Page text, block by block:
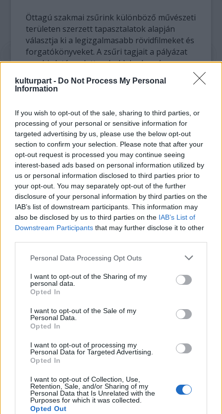
kulturpart - Do Not Process My Personal
Information
If you wish to opt-out of the sale, sharing to third parties, or
processing of your personal or sensitive information for
targeted advertising by us, please use the below opt-out
section to confirm your selection. Please note that after your
opt-out request is processed you may continue seeing
interest-based ads based on personal information utilized by
us or personal information disclosed to third parties prior to
your opt-out. You may separately opt-out of the further
disclosure of your personal information by third parties on the
IAB’s list of downstream participants. This information may
also be disclosed by us to third parties on the IAB’s List of
Downstream Participants that may further disclose it to other
Please note that this website/app uses one or more Google
not limited to your visit or usage behaviour. You may click to
grant or deny consent to Google and its third-party tags to
use your data for below specified purposes in below Google
consent section.
Personal Data Processing Opt Outs
I want to opt-out of the Sharing of my
personal data.
Opted In
I want to opt-out of the Sale of my
Personal Data.
Opted In
I want to opt-out of processing my
Personal Data for Targeted Advertising.
Opted In
I want to opt-out of Collection, Use,
Retention, Sale, and/or Sharing of my
Personal Data that Is Unrelated with the
Purposes for which it was collected.
Opted Out
Öttagú szakmai zsűrink különböző művészeti
területen szerzett tapasztalatok alapján
választja ki a legizgalmasabb rövidfilmeket és
forgatókönyveket. A zsűri tagjait a pályázat
meghirdetése alatt weboldalunkon és
pályázat döntőjébe. Mindkét kategóriában e-
mailben értesítjük a döntős alkotások
szerzőit.
Az elődöntőbe került alkotások közül
kategóriánként hármat pénzdíjjal
jutalmazunk, rövidfilm kategóriában
közönségdíjat is átadunk.
Az döntőbe került rövidfilmeket feltöltjük
Facebook oldalunkra, és közönségszavazást
felületünkön.
Eredményhirdetés: 2018. március 15.
Díjazás rövidfilm kategóriában
1. helyezett – 300 000 Ft
2. helyezett – 200 000 Ft
3. helyezett – 100 000 Ft
+ Közönségdíj értékes tárgyi nyereménnyel